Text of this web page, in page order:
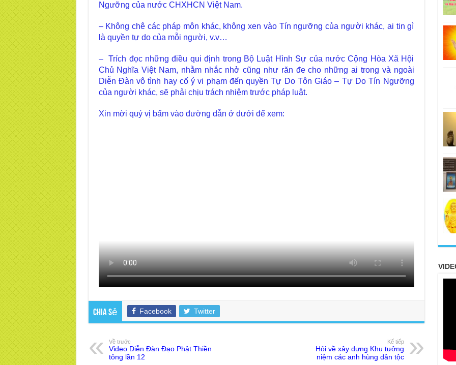
Ngưỡng của nước CHXHCN Việt Nam.
– Không chê các pháp môn khác, không xen vào Tín ngưỡng của người khác, ai tin gì
là quyền tự do của mỗi người, v.v…
– Trích đọc những điều qui định trong Bộ Luật Hình Sự của nước Cộng Hòa Xã Hội
Chủ Nghĩa Việt Nam, nhằm nhắc nhở cũng như răn đe cho những ai trong và ngoài
Diễn Đàn vô tình hay cố ý vi phạm đến quyền Tự Do Tôn Giáo – Tự Do Tín Ngưỡng
của người khác, sẽ phải chịu trách nhiệm trước pháp luật.
Xin mời quý vị bấm vào đường dẫn ở dưới để xem:
Chia sẻ Facebook Twitter
Về trước
Video Diễn Đàn Đạo Phật Thiền
tông lần 12
Kế tiếp
Hỏi về xây dựng Khu tưởng
niệm các anh hùng dân tộc
Ở